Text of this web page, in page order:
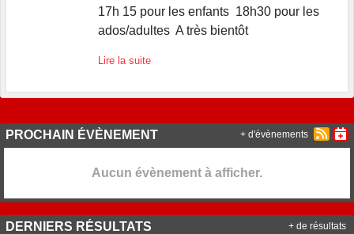
17h 15 pour les enfants 18h30 pour les
ados/adultes A très bientôt
Lire la suite
PROCHAIN ÉVÈNEMENT
Aucun évènement à afficher.
+ d'évènements
DERNIERS RÉSULTATS + de résultats